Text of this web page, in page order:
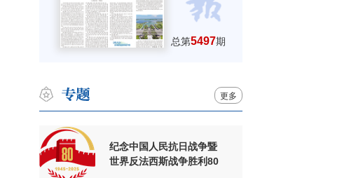
总第5497期
更多
纪念中国人民抗日战争暨
世界反法西斯战争胜利80